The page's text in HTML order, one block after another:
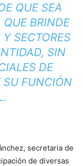
QUE SEA
BRINDE
SECTORES
SIN
DE
SU FUNCIÓN
secretaria de
de diversas